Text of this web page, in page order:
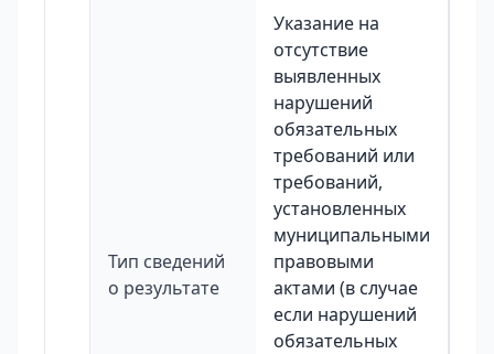
Тип сведений
о результате
Указание на
отсутствие
выявленных
нарушений
обязательных
требований или
требований,
установленных
муниципальными
правовыми
актами (в случае
если нарушений
обязательных